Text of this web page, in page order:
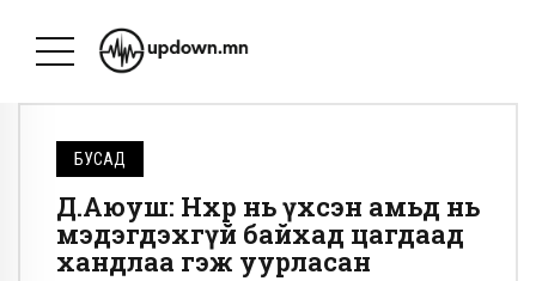
БУСАД
Д.Аюуш: Нөхөр нь үхсэн амьд нь
мэдэгдэхгүй байхад цагдаад
хандлаа гэж уурласан